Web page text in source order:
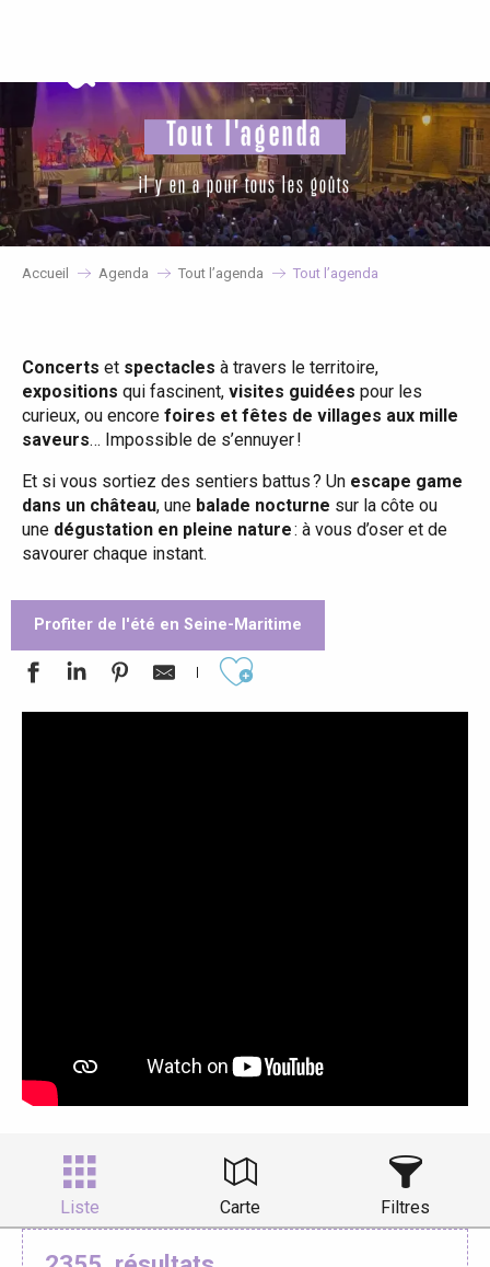
principal
Tout l'agenda
il y en a pour tous les goûts
Accueil Agenda Tout l’agenda Tout l’agenda
Concerts et spectacles à travers le territoire,
expositions qui fascinent, visites guidées pour les
curieux, ou encore foires et fêtes de villages aux mille
saveurs… Impossible de s’ennuyer !
Et si vous sortiez des sentiers battus ? Un escape game
dans un château, une balade nocturne sur la côte ou
une dégustation en pleine nature: à vous d’oser et de
savourer chaque instant.
Profiter de l'été en Seine-Maritime
Ajouter aux favoris
Liste Carte Filtres